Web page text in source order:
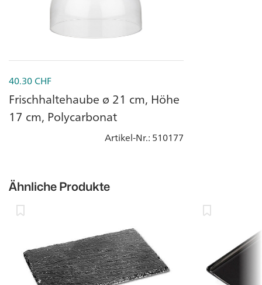
40.30CHF
Frischhaltehaube ø 21 cm, Höhe
17 cm, Polycarbonat
Artikel-Nr.: 510177
Ähnliche Produkte